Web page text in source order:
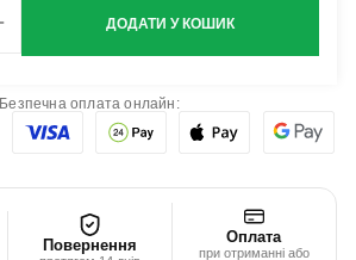
ДОДАТИ У КОШИК
Безпечна оплата онлайн:
Повернення Оплата
при отриманні або